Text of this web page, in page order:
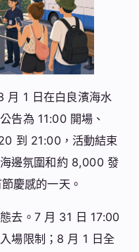
月 1 日在白良濱海水
告為 11:00 開場、
到 21:00，活動結束
邊氛圍和約 8,000 發
慶感的一天。
去。7 月 31 日 17:00
場限制；8 月 1 日全